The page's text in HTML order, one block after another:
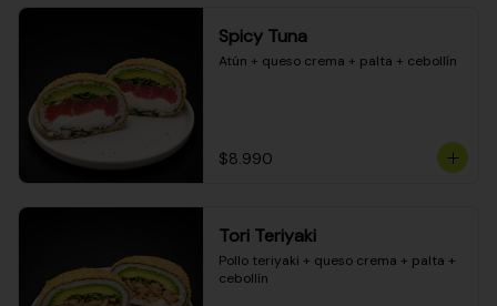
Spicy Tuna
Atún + queso crema + palta + cebollín
$8.990
Tori Teriyaki
Pollo teriyaki + queso crema + palta +
cebollín